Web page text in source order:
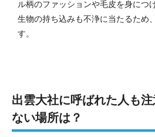
ル柄のファッションや毛皮を身につ
生物の持ち込みも不浄に当たるため
す。
出雲大社に呼ばれた人も
ない場所は？